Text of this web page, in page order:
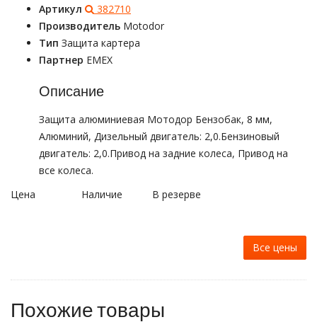
Артикул
382710
Производитель Motodor
Тип Защита картера
Партнер EMEX
Описание
Защита алюминиевая Мотодор Бензобак, 8 мм,
Алюминий, Дизельный двигатель: 2,0.Бензиновый
двигатель: 2,0.Привод на задние колеса, Привод на
все колеса.
Цена
Наличие В резерве
Все цены
Похожие товары